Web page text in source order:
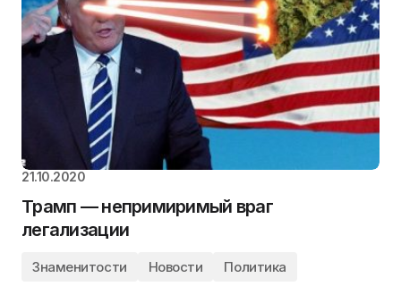
21.10.2020
Трамп — непримиримый враг
легализации
Знаменитости Новости Политика